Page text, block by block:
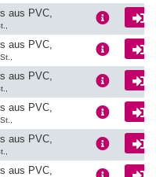
aus PVC,
aus PVC,
aus PVC,
aus PVC,
aus PVC,
aus PVC,